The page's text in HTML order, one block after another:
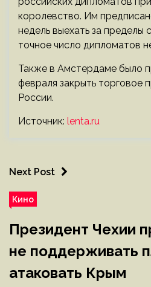
королевство. Им
недель выехать за пределы
точное число дипломатов
Также в Амстердаме было
февраля закрыть торговое
России.
Источник: lenta.ru
Next Post
Кино
Президент Чехии
не поддерживать
атаковать Крым